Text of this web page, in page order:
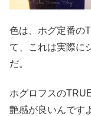
色は、ホグ定番の
て、これは実際に
だ。
ホグロフスの
艶感が良いんです